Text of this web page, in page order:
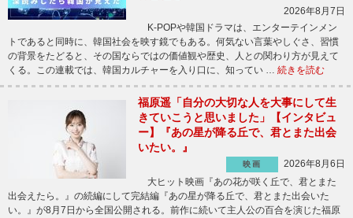
2026年8月7日
K-POPや韓国ドラマは、エンターテインメン
トであると同時に、韓国社会を映す鏡でもある。何気ない言葉やしぐさ、習慣
の背景をたどると、その国ならではの価値観や歴史、人との関わり方が見えて
くる。この連載では、韓国カルチャーを入り口に、知ってい … 続きを読む
福原遥「自分の大切な人を大事にして生
きていこうと思いました」【インタビュ
ー】『あの星が降る丘で、君とまた出会
いたい。』
映画
2026年8月6日
大ヒット映画『あの花が咲く丘で、君とまた
出会えたら。』の続編にして完結編『あの星が降る丘で、君とまた出会いた
い。』が8月7日から全国公開される。前作に続いて主人公の百合を演じた福原